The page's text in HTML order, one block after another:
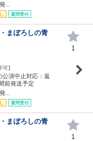
...
質問受付
まぼろしの青
可】
演中止対応：返
前発送予定
...
質問受付
1
まぼろしの青
1